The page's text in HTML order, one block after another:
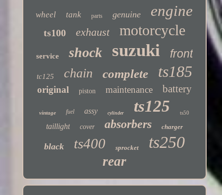
wheel tank parts genuine engine
ts100 exhaust motorcycle
service shock suzuki front
tc125 chain complete ts185
original piston maintenance battery
vintage fuel assy cylinder ts125 ts50
taillight cover absorbers charger
black ts400 sprocket ts250
rear